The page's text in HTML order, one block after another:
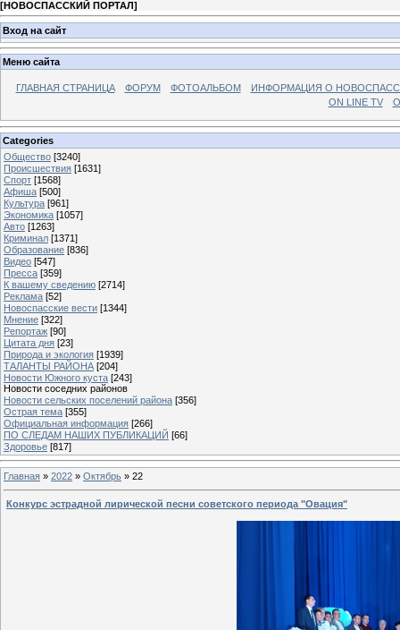
[НОВОСПАССКИЙ ПОРТАЛ]
Вход на сайт
Меню сайта
ГЛАВНАЯ СТРАНИЦА ФОРУМ ФОТОАЛЬБОМ
ИНФОРМАЦИЯ О
ON LINE TV
Categories
Общество [3240]
Происшествия [1631]
Спорт [1568]
Афиша [500]
Культура [961]
Экономика [1057]
Авто [1263]
Криминал [1371]
Образование [836]
Видео [547]
Пресса [359]
К вашему сведению [2714]
Реклама [52]
Новоспасские вести [1344]
Мнение [322]
Репортаж [90]
Цитата дня [23]
Природа и экология [1939]
ТАЛАНТЫ РАЙОНА [204]
Новости Южного куста [243]
Новости соседних районов
Новости сельских поселений района [356]
Острая тема [355]
Официальная информация [266]
ПО СЛЕДАМ НАШИХ ПУБЛИКАЦИЙ [66]
Здоровье [817]
Главная » 2022 » Октябрь » 22
Конкурс эстрадной лирической песни советского периода "Овация"